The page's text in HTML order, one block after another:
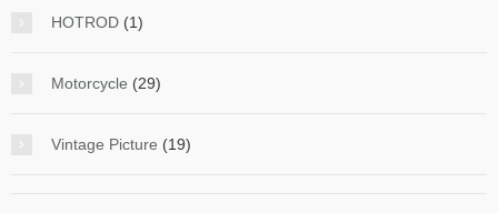
HOTROD (1)
Motorcycle (29)
Vintage Picture (19)